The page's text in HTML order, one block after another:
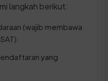
langkah berikut:
(wajib membawa
yang